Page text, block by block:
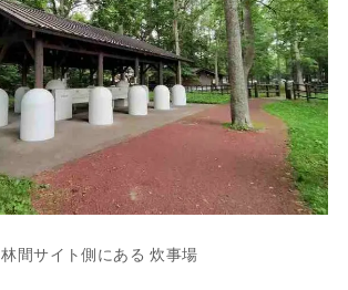
林間サイト側にある 炊事場